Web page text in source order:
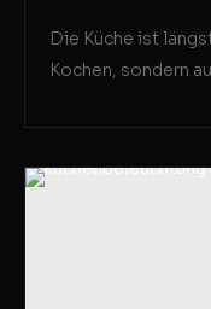
Die Küche ist
Kochen, sondern